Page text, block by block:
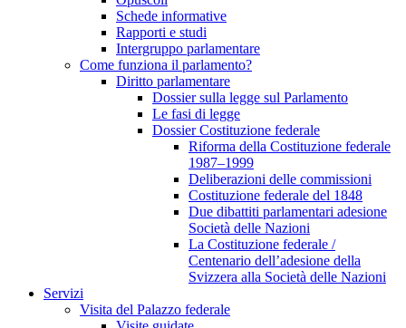
Schede informative
Rapporti e studi
Intergruppo parlamentare
Come funziona il parlamento?
Diritto parlamentare
Dossier sulla legge sul Parlamento
Le fasi di legge
Dossier Costituzione federale
Riforma della Costituzione federale
1987–1999
Deliberazioni delle commissioni
Costituzione federale del 1848
Due dibattiti parlamentari adesione
Società delle Nazioni
La Costituzione federale /
Centenario dell’adesione della
Svizzera alla Società delle Nazioni
Servizi
Visita del Palazzo federale